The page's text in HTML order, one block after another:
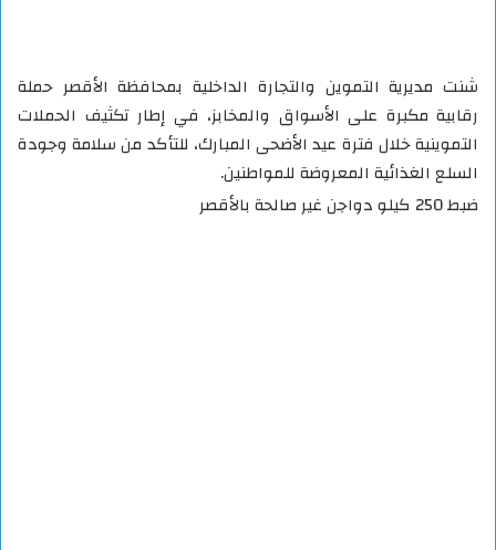
شنت مديرية التموين والتجارة الداخلية بمحافظة الأقصر حملة
رقابية مكبرة على الأسواق والمخابز، في إطار تكثيف الحملات
التموينية خلال فترة عيد الأضحى المبارك، للتأكد من سلامة وجودة
السلع الغذائية المعروضة للمواطنين.
ضبط 250 كيلو دواجن غير صالحة بالأقصر